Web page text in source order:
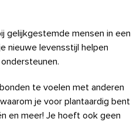
gelijkgestemde mensen in een
nieuwe levensstijl helpen
te voelen met anderen
je voor plantaardig bent
en meer! Je hoeft ook geen